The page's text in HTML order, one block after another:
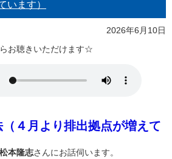
います）
2026年6月10日
お聴きいただけます☆
４月より排出拠点が増えて
本隆志さんにお話伺います。